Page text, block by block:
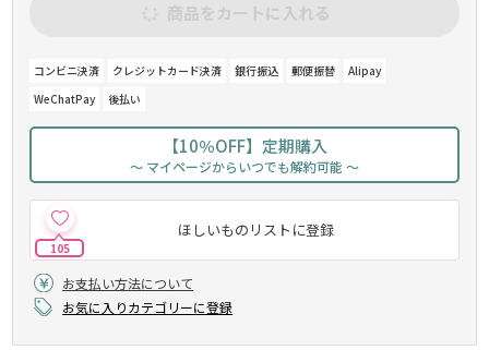
商品をカートに入れる
コンビニ決済 クレジットカード決済 銀行振込 郵便振替
Alipay
WeChatPay
後払い
【10％OFF】定期購入
～ マイページからいつでも解約可能 ～
ほしいものリストに登録
105
お支払い方法について
お気に入りカテゴリーに登録